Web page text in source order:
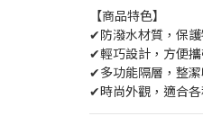
【商品特色】
✔防潑水材質，保
✔輕巧設計，方便
✔多功能隔層，整
✔時尚外觀，適合